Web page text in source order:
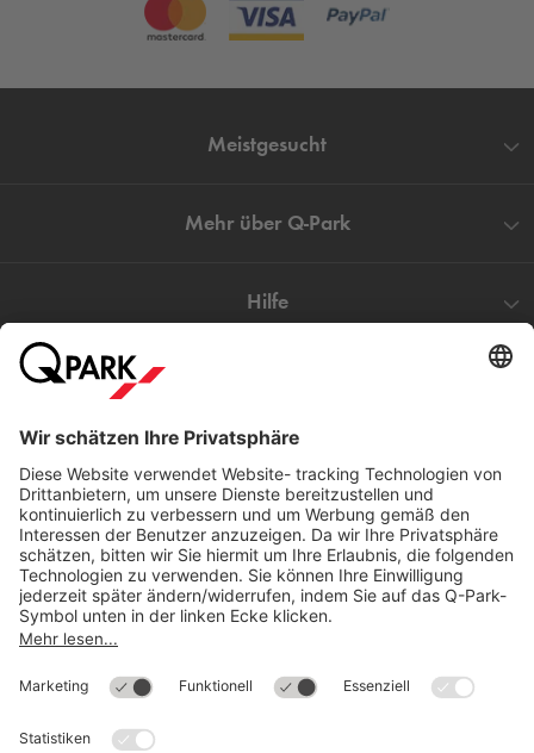
Meistgesucht
Mehr über Q-Park
Hilfe
Download
©
Q-ParkDeutschland (2018)